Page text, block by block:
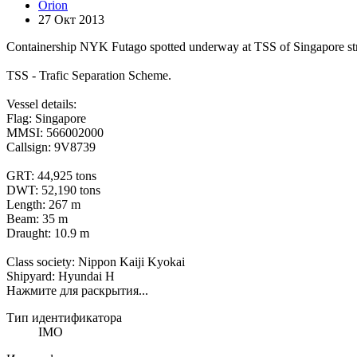
Orion
27 Окт 2013
Containership NYK Futago spotted underway at TSS of Singapore
TSS - Trafic Separation Scheme.
Vessel details:
Flag: Singapore
MMSI: 566002000
Callsign: 9V8739
GRT: 44,925 tons
DWT: 52,190 tons
Length: 267 m
Beam: 35 m
Draught: 10.9 m
Class society: Nippon Kaiji Kyokai
Shipyard: Hyundai H
Нажмите для раскрытия...
Тип идентификатора
IMO